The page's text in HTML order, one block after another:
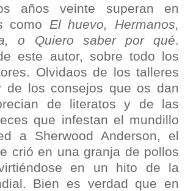
años veinte superan en
como El huevo, Hermanos,
o Quiero saber por qué.
este autor, sobre todo los
Olvidaos de los talleres
de los consejos que os dan
de literatos y de las
que infestan el mundillo
a Sherwood Anderson, el
crió en una granja de pollos
en un hito de la
Bien es verdad que en